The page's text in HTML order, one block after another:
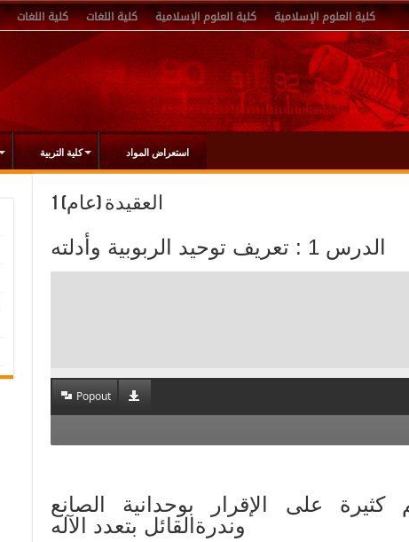
كلية اللغات كلية اللغات كلية العلوم الإسلامية كلية العلوم الإسلامية
كلية التربية استعراض المواد
العقيدة (عام) 1
الدرس 1 : تعريف توحيد الربوبية وأدلته
Popout
أمم كثيرة على الإقرار بوحدانية الصانع
وندرةالقائل بتعدد الآله